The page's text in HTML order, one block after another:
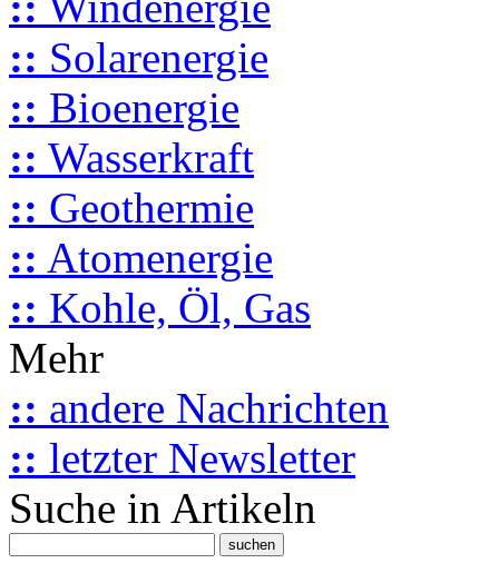
:: Solarenergie
:: Bioenergie
:: Wasserkraft
:: Geothermie
:: Atomenergie
:: Kohle, Öl, Gas
Mehr
:: andere Nachrichten
:: letzter Newsletter
Suche in Artikeln